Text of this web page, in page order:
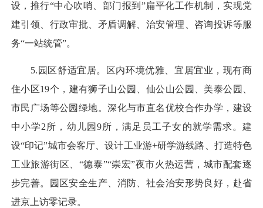
设，推行“中心吹哨、部门报到”扁平化工作机制，实现党
建引领、行政审批、矛盾调解、治安管理、咨询投诉等服
务“一站统管”。
5.园区舒适宜居。区内环境优雅、宜居宜业，现有商
住小区19个，建有狮子山公园、仙公山公园、美泰公园、
市民广场等公园绿地。深化与市直名优校合作办学，建设
中小学2所，幼儿园9所，满足员工子女的就学需求。建
设“印记”城市会客厅、设计工业游+研学游线路、打造特色
工业旅游街区、“德泰”“崇宏”夜市火热运营，城市配套逐
步完善。园区安全生产、消防、社会治安形势良好，赴省
进京上访零记录。